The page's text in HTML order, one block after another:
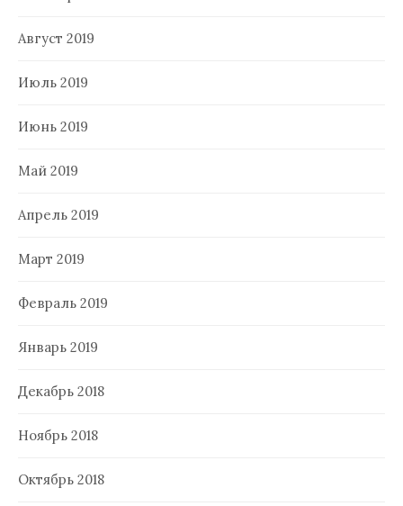
Август 2019
Июль 2019
Июнь 2019
Май 2019
Апрель 2019
Март 2019
Февраль 2019
Январь 2019
Декабрь 2018
Ноябрь 2018
Октябрь 2018